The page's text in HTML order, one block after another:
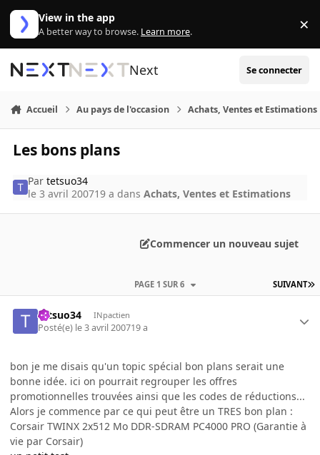
Aller au contenu
View in the app
A better way to browse. Learn more. ×
Next Se connecter
Accueil Au pays de l'occasion Achats, Ventes et Estimations
Les bons plans
Partetsuo34
le 3 avril 200719 a dansAchats, Ventes et Estimations
Commencer un nouveau sujet
SUIVANT
PAGE 1 SUR 6
tetsuo34 INpactien
Posté(e) le 3 avril 200719 a
bon je me disais qu'un topic spécial bon plans serait une
bonne idée. ici on pourrait regrouper les offres
promotionnelles trouvées ainsi que les codes de réductions...
Alors je commence par ce qui peut être un TRES bon plan :
Corsair TWINX 2x512 Mo DDR-SDRAM PC4000 PRO (Garantie à
vie par Corsair)